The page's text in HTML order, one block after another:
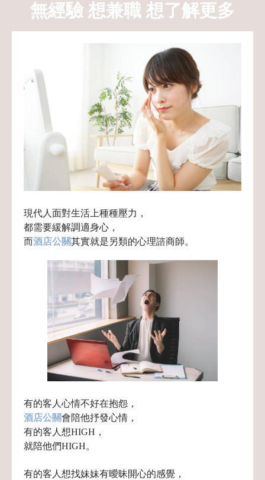
無經驗 想兼職 想了解更多
現代人面對生活上種種壓力，
都需要緩解調適身心，
而酒店公關其實就是另類的心理諮商師。
有的客人心情不好在抱怨，
酒店公關會陪他抒發心情，
有的客人想HIGH，
就陪他們HIGH。
有的客人想找妹妹有曖昧開心的感覺，